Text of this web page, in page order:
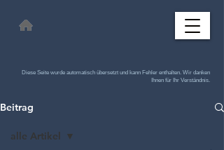
Diese Seite wurde automatisch übersetzt und kann Fehler enthalten. Wir danken
Ihnen für Ihr Verständnis.
Beitrag
alle Artikel